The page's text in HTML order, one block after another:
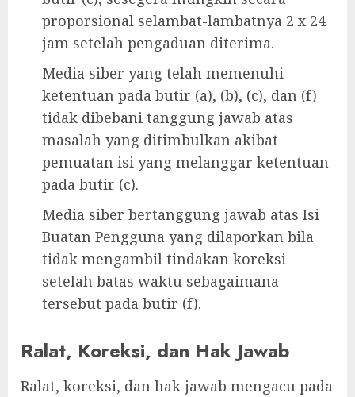
proporsional selambat-lambatnya 2 x 24
jam setelah pengaduan diterima.
Media siber yang telah memenuhi
ketentuan pada butir (a), (b), (c), dan (f)
tidak dibebani tanggung jawab atas
masalah yang ditimbulkan akibat
pemuatan isi yang melanggar ketentuan
pada butir (c).
Media siber bertanggung jawab atas Isi
Buatan Pengguna yang dilaporkan bila
tidak mengambil tindakan koreksi
setelah batas waktu sebagaimana
tersebut pada butir (f).
Ralat, Koreksi, dan Hak Jawab
Ralat, koreksi, dan hak jawab mengacu pada